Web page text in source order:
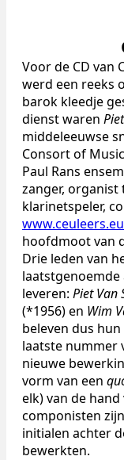
Voor de CD van
werd een reeks
barok kleedje
dienst waren
middeleeuwse
Consort of
Paul Rans
zanger, organist
klarinetspeler,
www.ceuleers.eu
hoofdmoot van
Drie leden van
leveren: Piet Van
(*1956) en Wim
beleven dus
laatste nummer
nieuwe
vorm van een
elk) van de hand
componisten
initialen achter
bewerkten.